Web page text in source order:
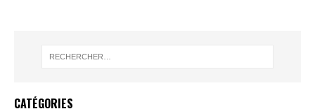
CATÉGORIES